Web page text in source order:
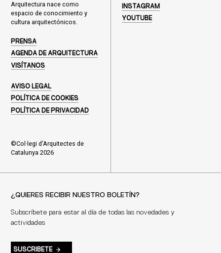
Arquitectura nace como
espacio de conocimiento y
cultura arquitectónicos.
PRENSA
AGENDA DE ARQUITECTURA
VISÍTANOS
AVISO LEGAL
POLÍTICA DE COOKIES
POLÍTICA DE PRIVACIDAD
©Col·legi d'Arquitectes de
Catalunya 2026
INSTAGRAM
YOUTUBE
¿QUIERES RECIBIR NUESTRO BOLETÍN?
Subscríbete para estar al día de todas las novedades y
actividades
SUSCRIBETE